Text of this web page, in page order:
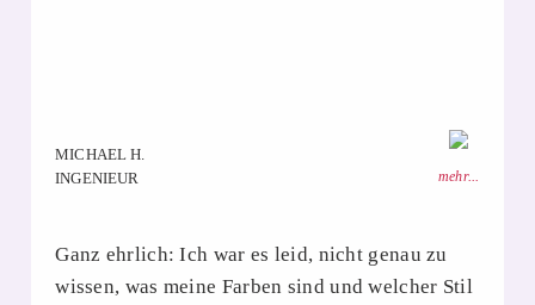
MICHAEL H.
INGENIEUR
mehr...
Ganz ehrlich: Ich war es leid, nicht genau zu
wissen, was meine Farben sind und welcher Stil